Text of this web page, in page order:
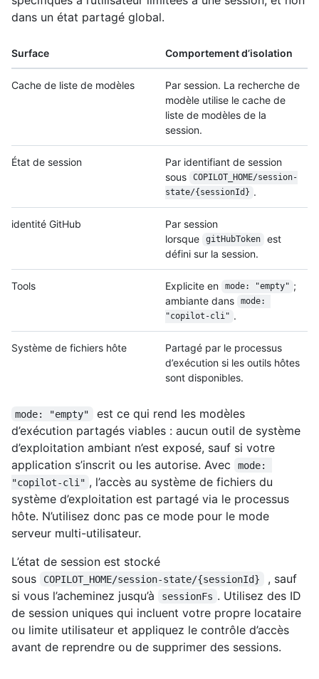
dans un état partagé global.
Surface Comportement d’isolation
Cache de liste de modèles
Par session. La recherche de
modèle utilise le cache de
liste de modèles de la
session.
État de session
Par identifiant de session
sous
COPILOT_HOME/session-
state/{sessionId} .
identité GitHub
Par session
lorsque
gitHubToken
est
défini sur la session.
Tools Explicite en mode: "empty" ;
ambiante dans
mode:
"copilot-cli" .
Système de fichiers hôte
Partagé par le processus
d’exécution si les outils hôtes
sont disponibles.
mode: "empty"
est ce qui rend les modèles
d’exécution partagés viables : aucun outil de système
d’exploitation ambiant n’est exposé, sauf si votre
application s’inscrit ou les autorise. Avec
mode:
"copilot-cli" , l’accès au système de fichiers du
système d’exploitation est partagé via le processus
hôte. N’utilisez donc pas ce mode pour le mode
serveur multi-utilisateur.
L’état de session est stocké
sous
COPILOT_HOME/session-state/{sessionId}
, sauf
si vous l’acheminez jusqu’à
sessionFs . Utilisez des ID
de session uniques qui incluent votre propre locataire
ou limite utilisateur et appliquez le contrôle d’accès
avant de reprendre ou de supprimer des sessions.